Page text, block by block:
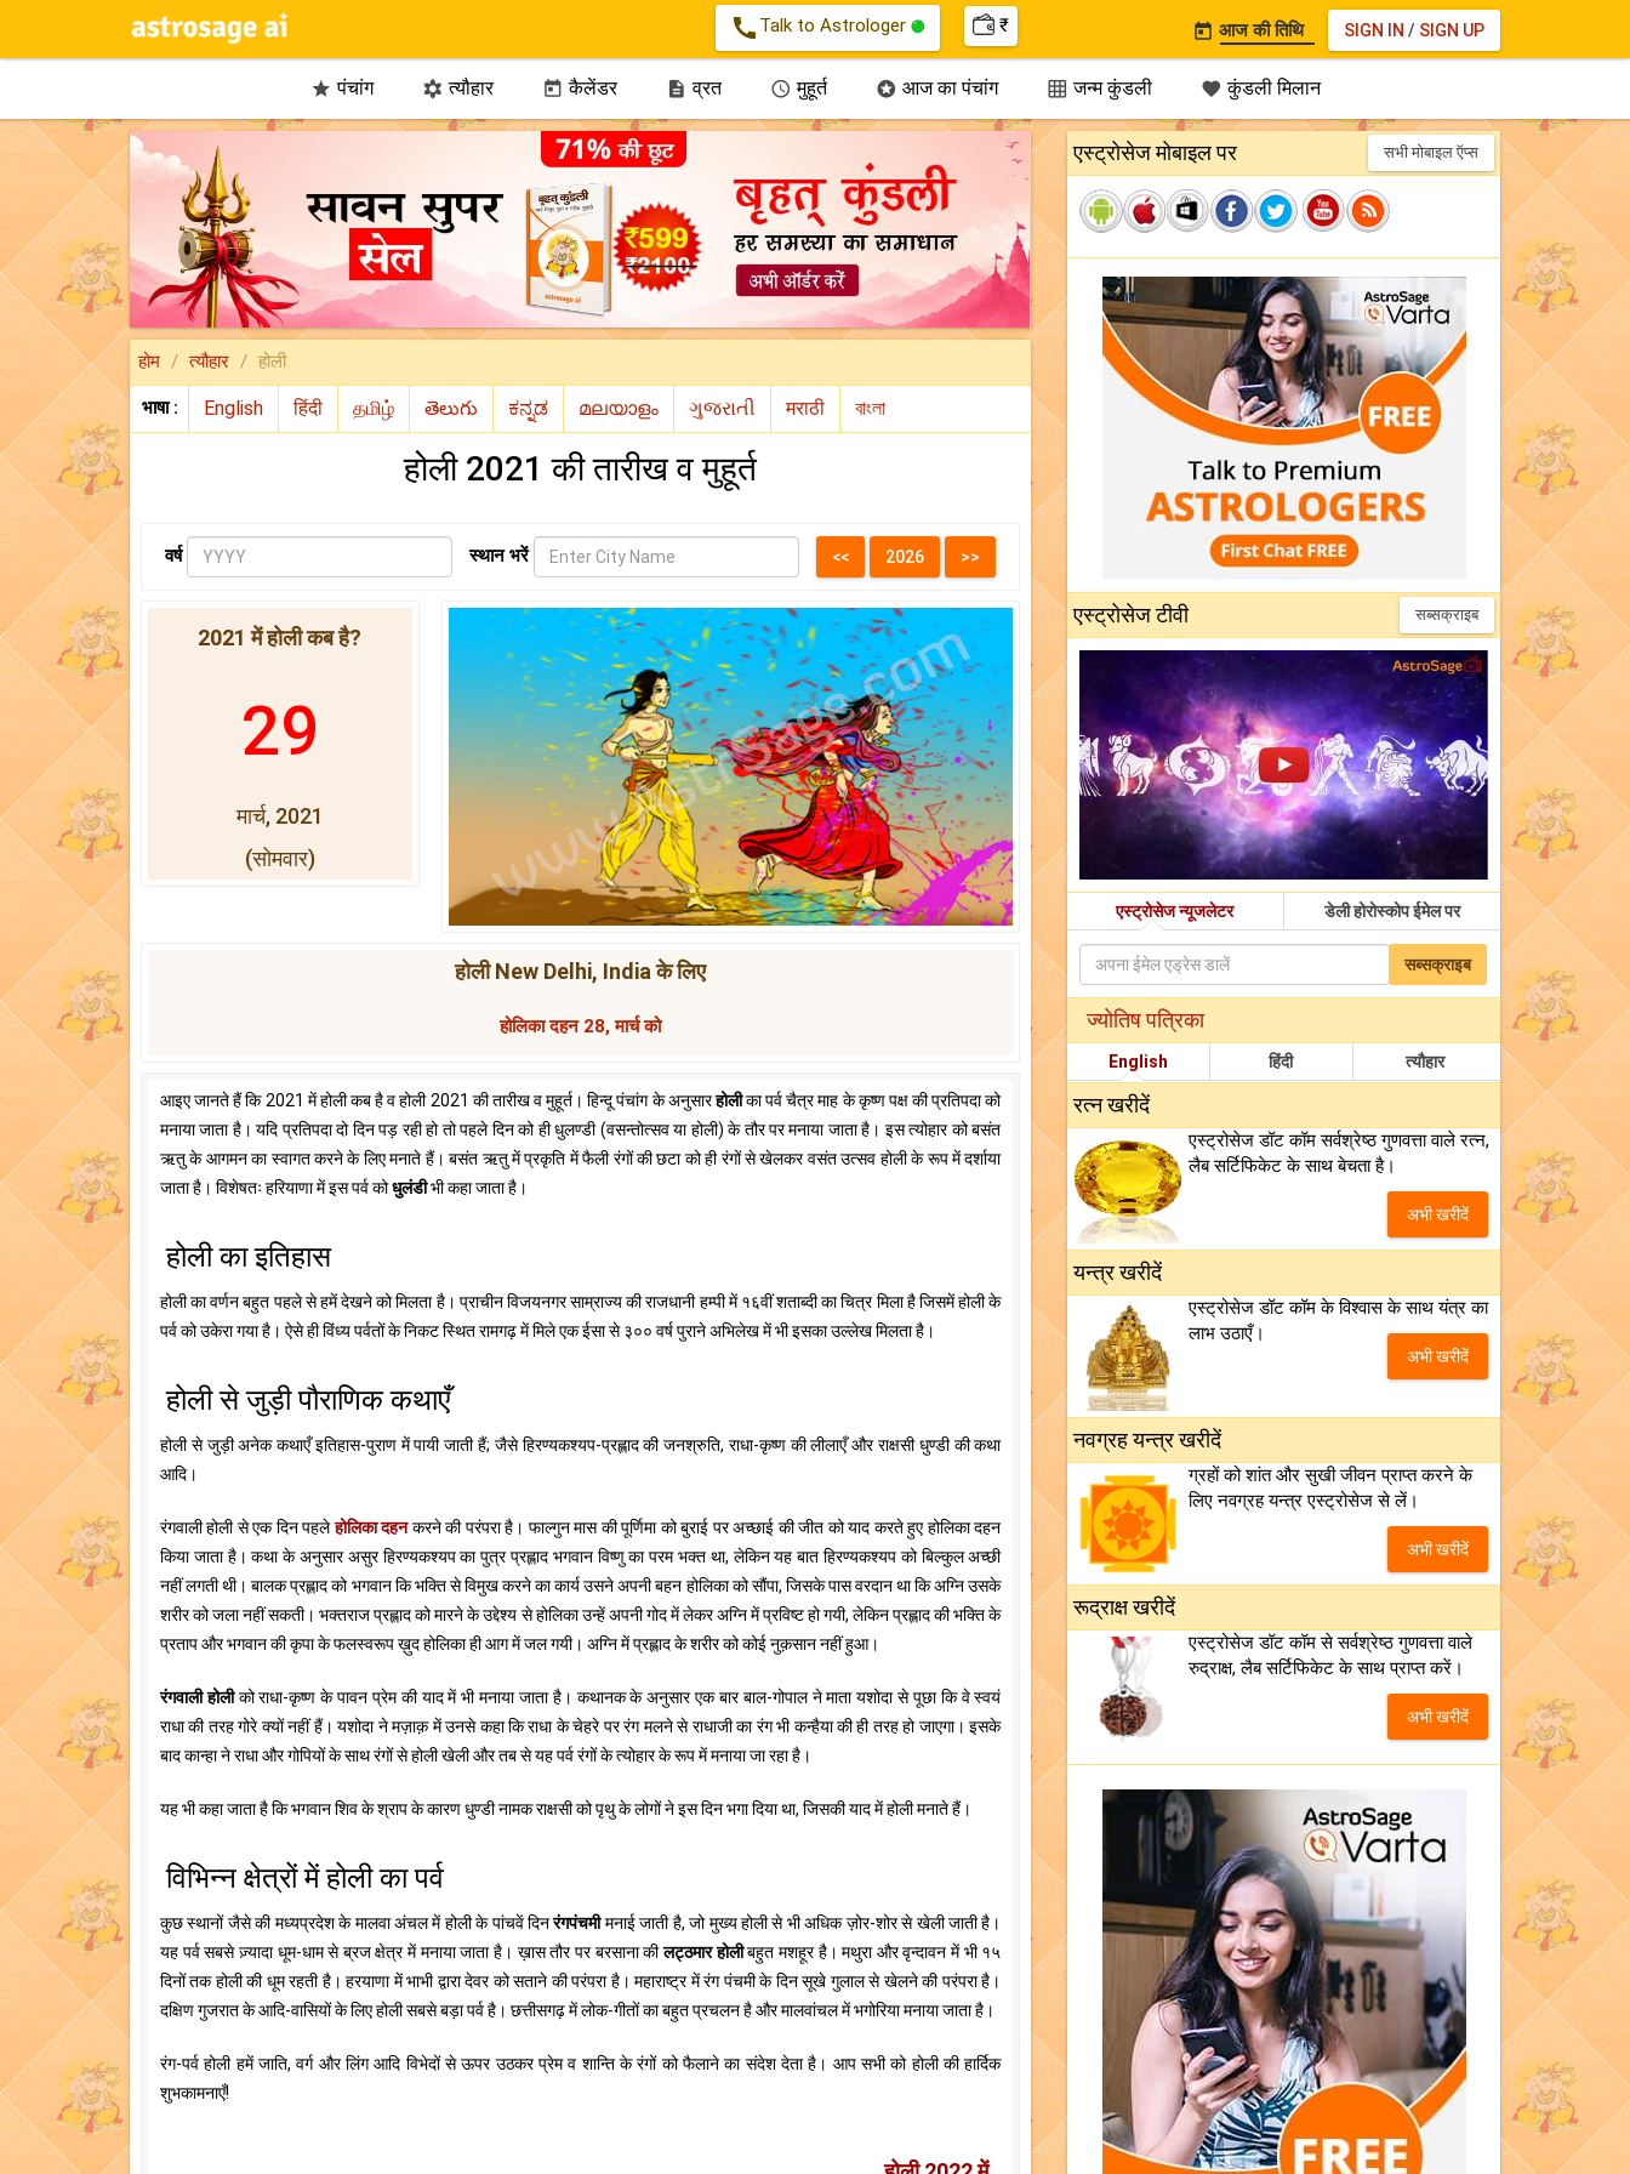
call Talk to Astrologer ₹ SIGN IN / SIGN UP
 आज की तिथि
 पंचांग  त्यौहार  कैलेंडर  व्रत  मुहूर्त  आज का पंचांग  जन्म कुंडली  कुंडली मिलान
होम त्यौहार होली
भाषा :
होली 2021 की तारीख व मुहूर्त
वर्ष स्थान भरें
2021 में होली कब है?
29
मार्च, 2021
(सोमवार)
होली New Delhi, India के लिए
होलिका दहन 28, मार्च को
आइए जानते हैं कि 2021 में होली कब है व होली 2021 की तारीख व मुहूर्त। हिन्दू पंचांग के अनुसारहोलीका पर्व चैत्र माह के कृष्ण पक्ष की प्रतिपदा को
मनाया जाता है। यदि प्रतिपदा दो दिन पड़ रही हो तो पहले दिन को ही धुलण्डी (वसन्तोत्सव या होली) के तौर पर मनाया जाता है। इस त्योहार को बसंत
ऋतु के आगमन का स्वागत करने के लिए मनाते हैं। बसंत ऋतु में प्रकृति में फैली रंगों की छटा को ही रंगों से खेलकर वसंत उत्सव होली के रूप में दर्शाया
जाता है। विशेषतः हरियाणा में इस पर्व कोधुलंडीभी कहा जाता है।
होली का इतिहास
होली का वर्णन बहुत पहले से हमें देखने को मिलता है। प्राचीन विजयनगर साम्राज्य की राजधानी हम्पी में १६वीं शताब्दी का चित्र मिला है जिसमें होली के
पर्व को उकेरा गया है। ऐसे ही विंध्य पर्वतों के निकट स्थित रामगढ़ में मिले एक ईसा से ३०० वर्ष पुराने अभिलेख में भी इसका उल्लेख मिलता है।
होली से जुड़ी पौराणिक कथाएँ
होली से जुड़ी अनेक कथाएँ इतिहास-पुराण में पायी जाती हैं; जैसे हिरण्यकश्यप-प्रह्लाद की जनश्रुति, राधा-कृष्ण की लीलाएँ और राक्षसी धुण्डी की कथा
आदि।
रंगवाली होली से एक दिन पहलेहोलिका दहनकरने की परंपरा है। फाल्गुन मास की पूर्णिमा को बुराई पर अच्छाई की जीत को याद करते हुए होलिका दहन
किया जाता है। कथा के अनुसार असुर हिरण्यकश्यप का पुत्र प्रह्लाद भगवान विष्णु का परम भक्त था, लेकिन यह बात हिरण्यकश्यप को बिल्कुल अच्छी
नहीं लगती थी। बालक प्रह्लाद को भगवान कि भक्ति से विमुख करने का कार्य उसने अपनी बहन होलिका को सौंपा, जिसके पास वरदान था कि अग्नि उसके
शरीर को जला नहीं सकती। भक्तराज प्रह्लाद को मारने के उद्देश्य से होलिका उन्हें अपनी गोद में लेकर अग्नि में प्रविष्ट हो गयी, लेकिन प्रह्लाद की भक्ति के
प्रताप और भगवान की कृपा के फलस्वरूप ख़ुद होलिका ही आग में जल गयी। अग्नि में प्रह्लाद के शरीर को कोई नुक़सान नहीं हुआ।
रंगवाली होलीको राधा-कृष्ण के पावन प्रेम की याद में भी मनाया जाता है। कथानक के अनुसार एक बार बाल-गोपाल ने माता यशोदा से पूछा कि वे स्वयं
राधा की तरह गोरे क्यों नहीं हैं। यशोदा ने मज़ाक़ में उनसे कहा कि राधा के चेहरे पर रंग मलने से राधाजी का रंग भी कन्हैया की ही तरह हो जाएगा। इसके
बाद कान्हा ने राधा और गोपियों के साथ रंगों से होली खेली और तब से यह पर्व रंगों के त्योहार के रूप में मनाया जा रहा है।
यह भी कहा जाता है कि भगवान शिव के श्राप के कारण धुण्डी नामक राक्षसी को पृथु के लोगों ने इस दिन भगा दिया था, जिसकी याद में होली मनाते हैं।
विभिन्न क्षेत्रों में होली का पर्व
कुछ स्थानों जैसे की मध्यप्रदेश के मालवा अंचल में होली के पांचवें दिनरंगपंचमीमनाई जाती है, जो मुख्य होली से भी अधिक ज़ोर-शोर से खेली जाती है।
यह पर्व सबसे ज़्यादा धूम-धाम से ब्रज क्षेत्र में मनाया जाता है। ख़ास तौर पर बरसाना कीलट्ठमार होलीबहुत मशहूर है। मथुरा और वृन्दावन में भी १५
दिनों तक होली की धूम रहती है। हरयाणा में भाभी द्वारा देवर को सताने की परंपरा है। महाराष्ट्र में रंग पंचमी के दिन सूखे गुलाल से खेलने की परंपरा है।
दक्षिण गुजरात के आदि-वासियों के लिए होली सबसे बड़ा पर्व है। छत्तीसगढ़ में लोक-गीतों का बहुत प्रचलन है और मालवांचल में भगोरिया मनाया जाता है।
रंग-पर्व होली हमें जाति, वर्ग और लिंग आदि विभेदों से ऊपर उठकर प्रेम व शान्ति के रंगों को फैलाने का संदेश देता है। आप सभी को होली की हार्दिक
शुभकामनाएँ!
एस्ट्रोसेज मोबाइल पर सभी मोबाइल ऍप्स
एस्ट्रोसेज टीवी सब्सक्राइब
एस्ट्रोसेज न्यूजलेटर डेली होरोस्कोप ईमेल पर
सब्सक्राइब
ज्योतिष पत्रिका
English हिंदी त्यौहार
रत्न खरीदें
एस्ट्रोसेज डॉट कॉम सर्वश्रेष्ठ गुणवत्ता वाले रत्न,
लैब सर्टिफिकेट के साथ बेचता है।
अभी खरीदें
यन्त्र खरीदें
एस्ट्रोसेज डॉट कॉम के विश्वास के साथ यंत्र का
लाभ उठाएँ।
अभी खरीदें
नवग्रह यन्त्र खरीदें
ग्रहों को शांत और सुखी जीवन प्राप्त करने के
लिए नवग्रह यन्त्र एस्ट्रोसेज से लें।
अभी खरीदें
रूद्राक्ष खरीदें
एस्ट्रोसेज डॉट कॉम से सर्वश्रेष्ठ गुणवत्ता वाले
रुद्राक्ष, लैब सर्टिफिकेट के साथ प्राप्त करें।
अभी खरीदें